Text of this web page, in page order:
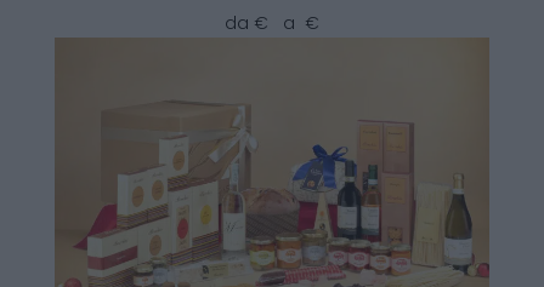
da € a €